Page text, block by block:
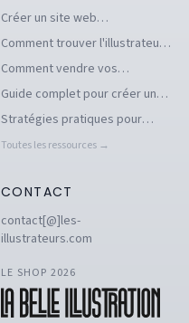
Créer un site web
d'illustrations pour se
qu'illustrateur
Comment trouver l'illustrateur
freelance idéal pour votre
Comment vendre vos
illustrations facilement en ligne
Guide complet pour créer un
book d'illustration en ligne
pour illustrateurs
Stratégies pratiques pour
dénicher des commandes
Toutes les ressources →
CONTACT
contact[@]les-
illustrateurs.com
LE SHOP 2026